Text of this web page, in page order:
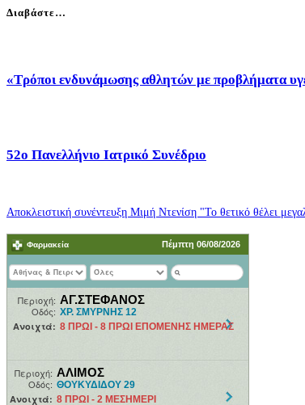
Διαβάστε…
«Τρόποι ενδυνάμωσης αθλητών με προβλήματα
52o Πανελλήνιο Ιατρικό Συνέδριο
Αποκλειστική συνέντευξη Μιμή Ντενίση "Το θετικό θέλει